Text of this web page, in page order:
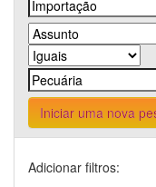
Iniciar uma nova
Adicionar filtros: